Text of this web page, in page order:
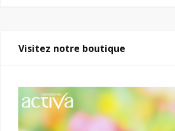
Visitez notre boutique